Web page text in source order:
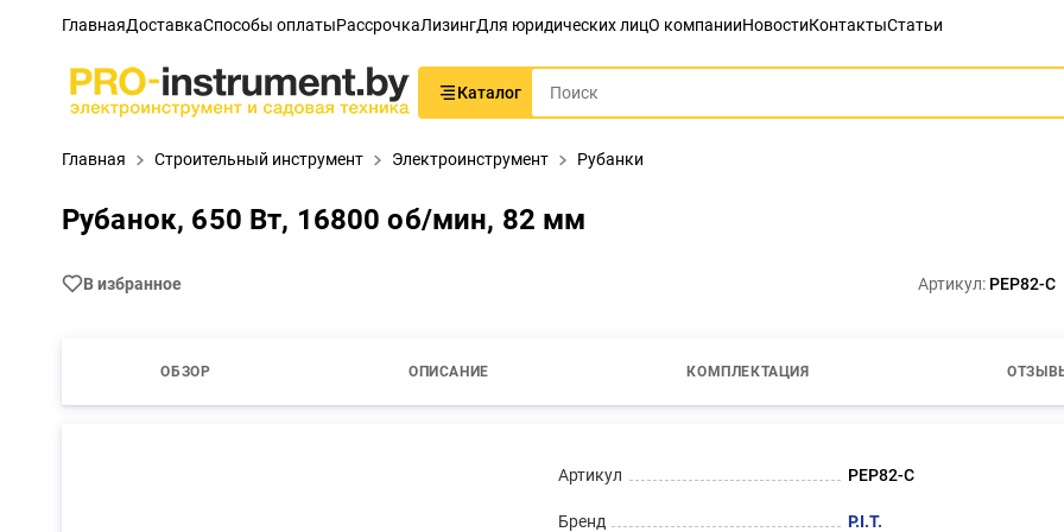
ГлавнаяДоставкаСпособы оплатыРассрочкаЛизингДля юридических лицО компанииНовостиКонтактыСтатьи
Каталог
Главная Строительный инструмент Электроинструмент Рубанки
Рубанок, 650 Вт, 16800 об/мин, 82 мм
Артикул PEP82-C
Бренд P.I.T.
В избранное Артикул: PEP82-C
ОБЗОР ОПИСАНИЕ КОМПЛЕКТАЦИЯ